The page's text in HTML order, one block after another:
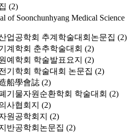
(2)
of Soonchunhyang Medical Science
업공학회 추계학술대회논문집 (2)
계학회 춘추학술대회 (2)
예학회 학술발표요지 (2)
기학회 학술대회 논문집 (2)
船學會誌 (2)
기물자원순환학회 학술대회 (2)
사협회지 (2)
원공학회지 (2)
반공학회논문집 (2)